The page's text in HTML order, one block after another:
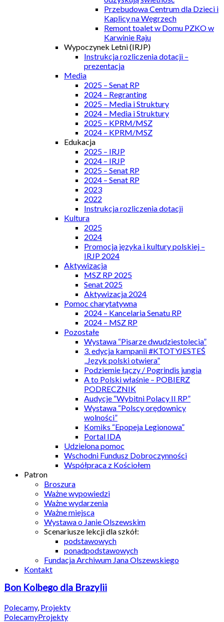
Przebudowa Centrum dla Dzieci i
Kaplicy na Węgrzech
Remont toalet w Domu PZKO w
Karwinie Raju
Wypoczynek Letni (IRJP)
Instrukcja rozliczenia dotacji –
prezentacja
Media
2025 – Senat RP
2024 – Regranting
2025 – Media i Struktury
2024 – Media i Struktury
2025 – KPRM/MSZ
2024 – KPRM/MSZ
Edukacja
2025 – IRJP
2024 – IRJP
2025 – Senat RP
2024 – Senat RP
2023
2022
Instrukcja rozliczenia dotacji
Kultura
2025
2024
Promocja języka i kultury polskiej –
IRJP 2024
Aktywizacja
MSZ RP 2025
Senat 2025
Aktywizacja 2024
Pomoc charytatywna
2024 – Kancelaria Senatu RP
2024 – MSZ RP
Pozostałe
Wystawa “Pisarze dwudziestolecia”
3. edycja kampanii #KTOTYJESTEŚ
„Język polski otwiera”
Podziemie łączy / Pogrindis jungia
A to Polski właśnie – POBIERZ
PODRECZNIK
Audycje “Wybitni Polacy II RP”
Wystawa “Polscy orędownicy
wolności”
Komiks “Epopeja Legionowa”
Portal IDA
Udzielona pomoc
Wschodni Fundusz Dobroczynności
Współpraca z Kościołem
Patron
Broszura
Ważne wypowiedzi
Ważne wydarzenia
Ważne miejsca
Wystawa o Janie Olszewskim
Scenariusze lekcji dla szkół:
podstawowych
ponadpodstawowych
Fundacja Archiwum Jana Olszewskiego
Kontakt
Bon Kolbego dla Brazylii
Polecamy, Projekty
PolecamyProjekty